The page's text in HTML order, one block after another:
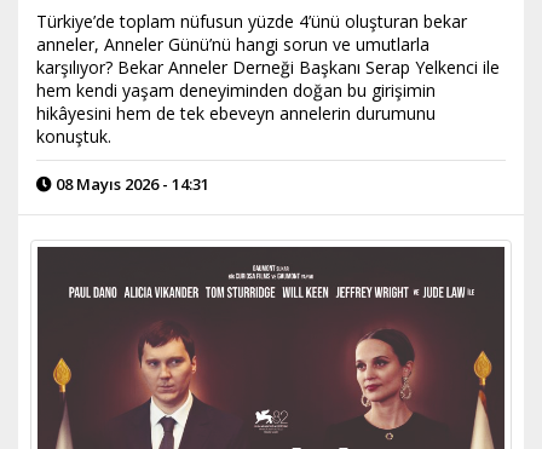
Türkiye’de toplam nüfusun yüzde 4’ünü oluşturan bekar
anneler, Anneler Günü’nü hangi sorun ve umutlarla
karşılıyor? Bekar Anneler Derneği Başkanı Serap Yelkenci ile
hem kendi yaşam deneyiminden doğan bu girişimin
hikâyesini hem de tek ebeveyn annelerin durumunu
konuştuk.
08 Mayıs 2026 - 14:31